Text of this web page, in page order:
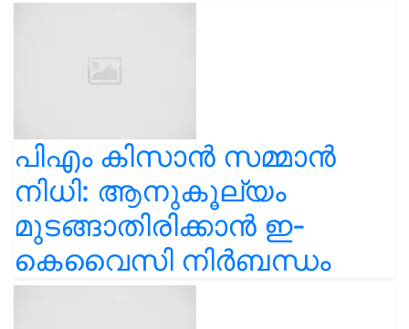
പിഎം കിസാൻ സമ്മാൻ
നിധി: ആനുകൂല്യം
മുടങ്ങാതിരിക്കാൻ ഇ-
കെവൈസി നിർബന്ധം